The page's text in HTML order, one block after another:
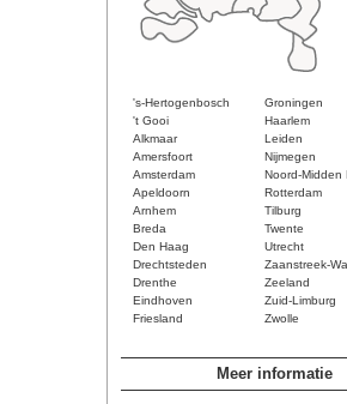
's-Hertogenbosch
Groningen
't Gooi
Haarlem
Alkmaar
Leiden
Amersfoort
Nijmegen
Amsterdam
Noord-Midden
Apeldoorn
Rotterdam
Arnhem
Tilburg
Breda
Twente
Den Haag
Utrecht
Drechtsteden
Zaanstreek-
Drenthe
Zeeland
Eindhoven
Zuid-Limburg
Friesland
Zwolle
Meer informatie